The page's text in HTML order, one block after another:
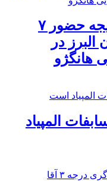
۲ مدال برنز نتیجه حضور ۷
در
هانگژو
المپیاد